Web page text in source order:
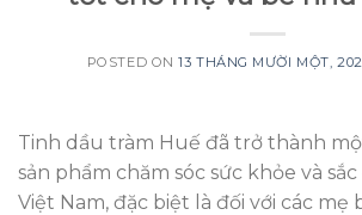
POSTED ON13 THÁNG MƯỜI MỘT,
Tinh dầu tràm Huế đã trở thành
sản phẩm chăm sóc sức khỏe và
Việt Nam, đặc biệt là đối với các mẹ